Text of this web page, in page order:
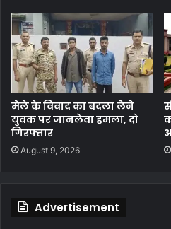
मेले के विवाद का बदला लेने
युवक पर जानलेवा हमला, दो
गिरफ्तार
August 9, 2026
Advertisement